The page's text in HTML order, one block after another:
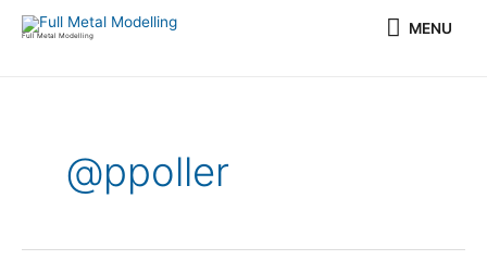
Full Metal Modelling MENU
MENU
@ppoller